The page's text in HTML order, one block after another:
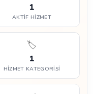
1
AKTIF HIZMET
🏷️
1
HIZMET KATEGORISI